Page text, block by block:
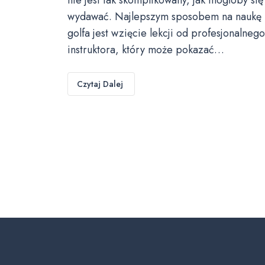
wydawać. Najlepszym sposobem na naukę
golfa jest wzięcie lekcji od profesjonalnego
instruktora, który może pokazać…
Czytaj Dalej